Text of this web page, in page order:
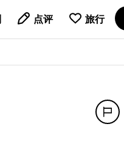
点评 旅行